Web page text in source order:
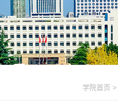
学院首页 >